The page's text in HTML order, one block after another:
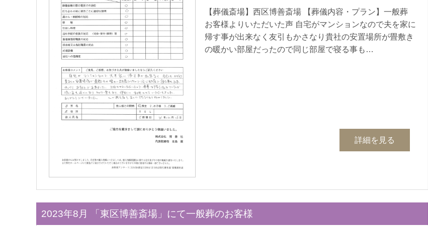
【葬儀斎場】西区博善斎場 【葬儀内容・プラン】一般葬
お客様よりいただいた声 自宅がマンションなので夫を家に
帰す事が出来なく友引もかさなり貴社の安置場所が畳敷き
の暖かい部屋だったので同じ部屋で寝る事も…
詳細を見る
2023年8月 「東区博善斎場」にて一般葬のお客様